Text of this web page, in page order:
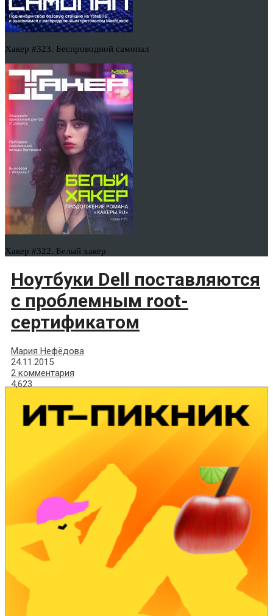
Хакер #323. Беспроводной самопал
Хакер #322. Белый хакер
Ноутбуки Dell поставляются
с проблемным root-
сертификатом
Мария Нефёдова
24.11.2015
2 комментария
4,623